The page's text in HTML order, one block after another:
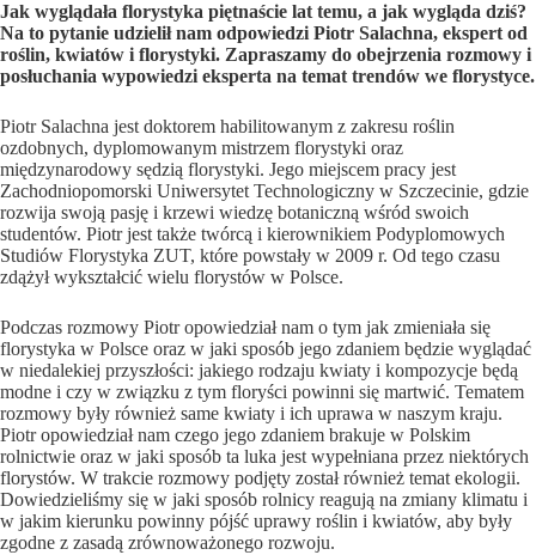
Jak wyglądała florystyka piętnaście lat temu, a jak wygląda dziś?
Na to pytanie udzielił nam odpowiedzi Piotr Salachna, ekspert od
roślin, kwiatów i florystyki. Zapraszamy do obejrzenia rozmowy i
posłuchania wypowiedzi eksperta na temat trendów we florystyce.
Piotr Salachna jest doktorem habilitowanym z zakresu roślin
ozdobnych, dyplomowanym mistrzem florystyki oraz
międzynarodowy sędzią florystyki. Jego miejscem pracy jest
Zachodniopomorski Uniwersytet Technologiczny w Szczecinie, gdzie
rozwija swoją pasję i krzewi wiedzę botaniczną wśród swoich
studentów. Piotr jest także twórcą i kierownikiem Podyplomowych
Studiów Florystyka ZUT, które powstały w 2009 r. Od tego czasu
zdążył wykształcić wielu florystów w Polsce.
Podczas rozmowy Piotr opowiedział nam o tym jak zmieniała się
florystyka w Polsce oraz w jaki sposób jego zdaniem będzie wyglądać
w niedalekiej przyszłości: jakiego rodzaju kwiaty i kompozycje będą
modne i czy w związku z tym floryści powinni się martwić. Tematem
rozmowy były również same kwiaty i ich uprawa w naszym kraju.
Piotr opowiedział nam czego jego zdaniem brakuje w Polskim
rolnictwie oraz w jaki sposób ta luka jest wypełniana przez niektórych
florystów. W trakcie rozmowy podjęty został również temat ekologii.
Dowiedzieliśmy się w jaki sposób rolnicy reagują na zmiany klimatu i
w jakim kierunku powinny pójść uprawy roślin i kwiatów, aby były
zgodne z zasadą zrównoważonego rozwoju.